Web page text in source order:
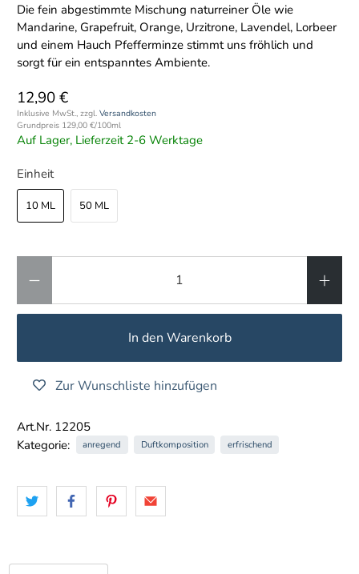
Die fein abgestimmte Mischung naturreiner Öle wie
Mandarine, Grapefruit, Orange, Urzitrone, Lavendel, Lorbeer
und einem Hauch Pfefferminze stimmt uns fröhlich und
sorgt für ein entspanntes Ambiente.
12,90 €
Inklusive MwSt., zzgl.Versandkosten
Grundpreis 129,00 €/100ml
Auf Lager, Lieferzeit 2-6 Werktage
Einheit
10 ML 50 ML
In den Warenkorb
Zur Wunschliste hinzufügen
Art.Nr. 12205
Kategorie:
anregend Duftkomposition erfrischend